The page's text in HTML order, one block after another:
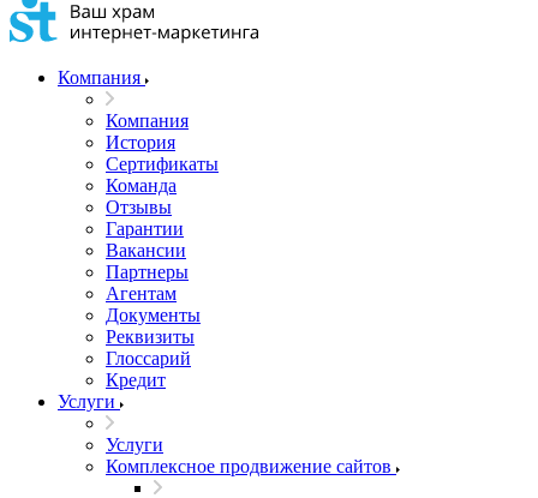
Компания
Компания
История
Сертификаты
Команда
Отзывы
Гарантии
Вакансии
Партнеры
Агентам
Документы
Реквизиты
Глоссарий
Кредит
Услуги
Услуги
Комплексное продвижение сайтов